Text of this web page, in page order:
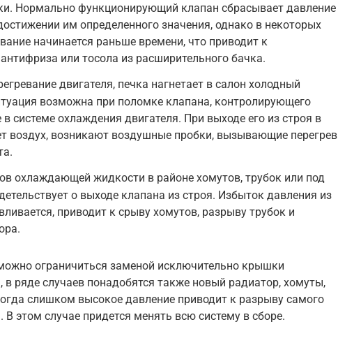
Нормально функционирующий клапан сбрасывает давление
им определенного значения, однако в некоторых
начинается раньше времени, что приводит к
или тосола из расширительного бачка.
двигателя, печка нагнетает в салон холодный
возможна при поломке клапана, контролирующего
в системе охлаждения двигателя. При выходе его из строя в
воздух, возникают воздушные пробки, вызывающие перегрев
охлаждающей жидкости в районе хомутов, трубок или под
о выходе клапана из строя. Избыток давления из
приводит к срыву хомутов, разрыву трубок и
ограничиться заменой исключительно крышки
в ряде случаев понадобятся также новый радиатор, хомуты,
слишком высокое давление приводит к разрыву самого
В этом случае придется менять всю систему в сборе.